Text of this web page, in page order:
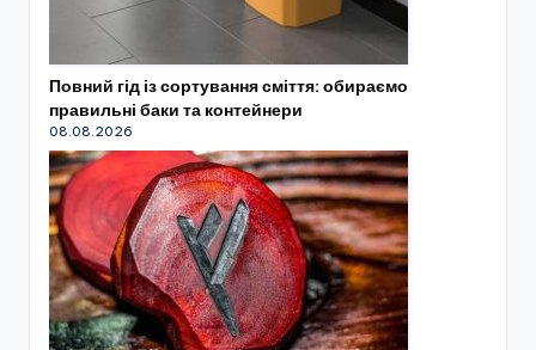
Повний гід із сортування сміття: обираємо
правильні баки та контейнери
08.08.2026